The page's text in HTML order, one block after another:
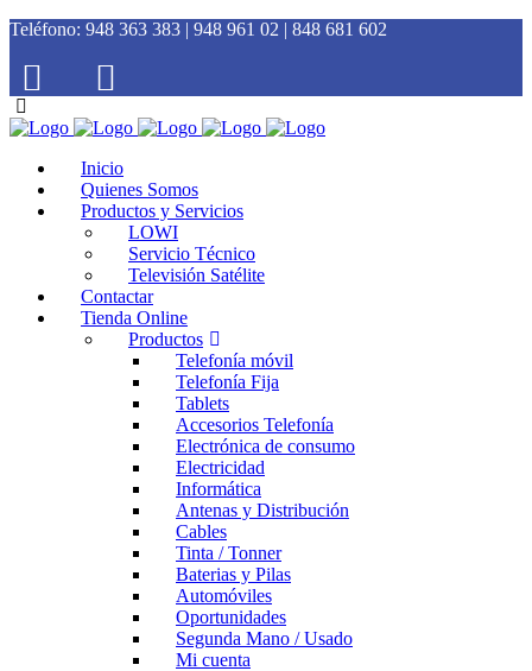
Teléfono: 948 363 383 | 948 961 02 | 848 681 602
Inicio
Quienes Somos
Productos y Servicios
LOWI
Servicio Técnico
Televisión Satélite
Contactar
Tienda Online
Productos
Telefonía móvil
Telefonía Fija
Tablets
Accesorios Telefonía
Electrónica de consumo
Electricidad
Informática
Antenas y Distribución
Cables
Tinta / Tonner
Baterias y Pilas
Automóviles
Oportunidades
Segunda Mano / Usado
Mi cuenta